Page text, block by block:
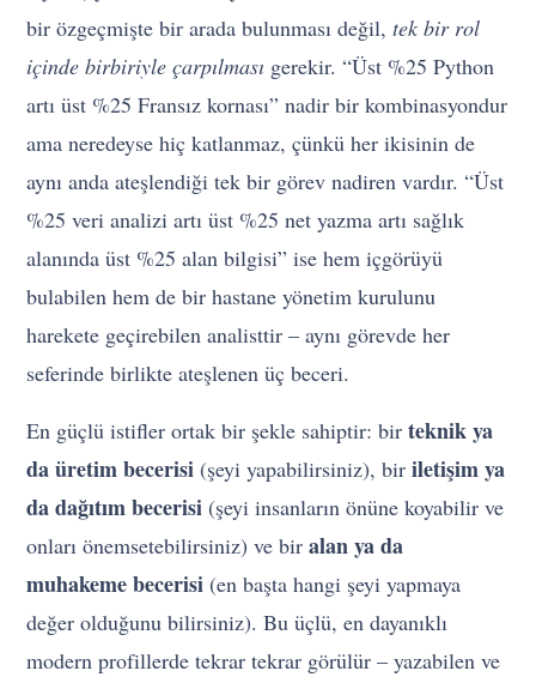
bir özgeçmişte bir arada bulunması değil,tek bir rol
içinde birbiriyle çarpılması gerekir. “Üst %25 Python
artı üst %25 Fransız kornası” nadir bir kombinasyondur
ama neredeyse hiç katlanmaz, çünkü her ikisinin de
aynı anda ateşlendiği tek bir görev nadiren vardır. “Üst
%25 veri analizi artı üst %25 net yazma artı sağlık
alanında üst %25 alan bilgisi” ise hem içgörüyü
bulabilen hem de bir hastane yönetim kurulunu
harekete geçirebilen analisttir – aynı görevde her
seferinde birlikte ateşlenen üç beceri.
En güçlü istifler ortak bir şekle sahiptir: birteknik ya
da üretim becerisi (şeyi yapabilirsiniz), biriletişim ya
da dağıtım becerisi (şeyi insanların önüne koyabilir ve
onları önemsetebilirsiniz) ve biralan ya da
muhakeme becerisi (en başta hangi şeyi yapmaya
değer olduğunu bilirsiniz). Bu üçlü, en dayanıklı
modern profillerde tekrar tekrar görülür – yazabilen ve